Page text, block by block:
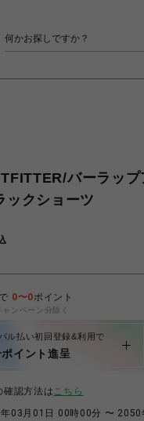
バーラッ
ックショーツ
0〜0ポイント
ンペーン分除く
ル払い初回登録&利用で
イント進呈
確認方法はこちら
03月01日 00時00分 〜